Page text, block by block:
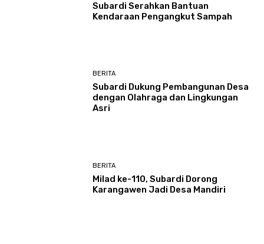
Subardi Serahkan Bantuan
Kendaraan Pengangkut Sampah
BERITA
Subardi Dukung Pembangunan Desa
dengan Olahraga dan Lingkungan
Asri
BERITA
Milad ke-110, Subardi Dorong
Karangawen Jadi Desa Mandiri